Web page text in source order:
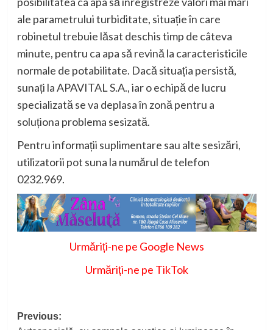
ale parametrului turbiditate, situație în care
robinetul trebuie lăsat deschis timp de câteva
minute, pentru ca apa să revină la caracteristicile
normale de potabilitate. Dacă situația persistă,
sunați la APAVITAL S.A., iar o echipă de lucru
specializată se va deplasa în zonă pentru a
soluționa problema sesizată.
Pentru informații suplimentare sau alte sesizări,
utilizatorii pot suna la numărul de telefon
0232.969.
Urmăriți-ne pe Google News
Urmăriți-ne pe TikTok
Post
Previous: